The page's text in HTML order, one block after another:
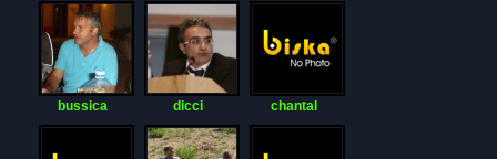
bussica dicci chantal